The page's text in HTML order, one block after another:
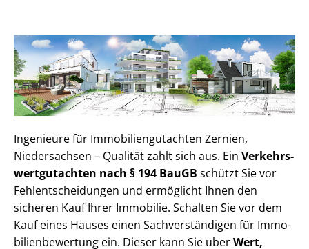
Ingenieure für Im­mo­bi­li­en­gut­ach­ten Zernien,
Niedersachsen – Qualität zahlt sich aus. Ein Ver­kehrs­
wert­gut­ach­ten nach § 194 BauGB schützt Sie vor
Fehl­ent­schei­dun­gen und ermöglicht Ihnen den
sicheren Kauf Ihrer Immobilie. Schalten Sie vor dem
Kauf eines Hauses einen Sach­ver­stän­di­gen für Im­mo­
bi­li­en­be­wer­tung ein. Dieser kann Sie überWert,